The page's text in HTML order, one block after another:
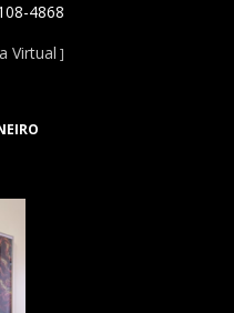
4868
Virtual ]